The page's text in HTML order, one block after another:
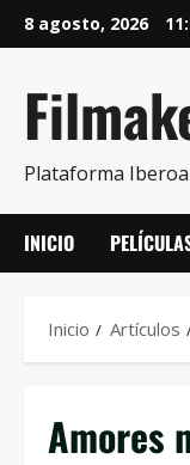
8 agosto, 2026
Plataforma
INICIO
Inicio Artículos
Amores